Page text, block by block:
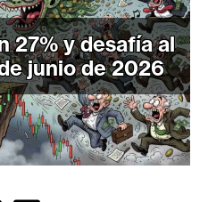
27% y desafía al
junio de 2026